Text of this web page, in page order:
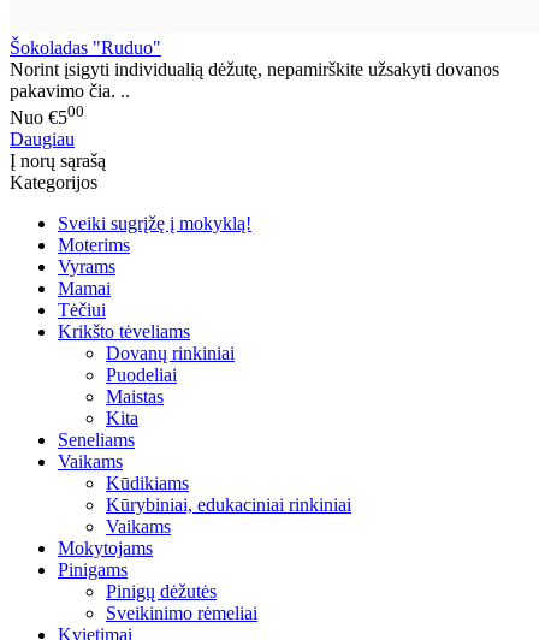
Šokoladas "Ruduo"
Norint įsigyti individualią dėžutę, nepamirškite užsakyti dovanos
pakavimo čia. ..
Nuo €500
Daugiau
Į norų sąrašą
Kategorijos
Sveiki sugrįžę į mokyklą!
Moterims
Vyrams
Mamai
Tėčiui
Krikšto tėveliams
Dovanų rinkiniai
Puodeliai
Maistas
Kita
Seneliams
Vaikams
Kūdikiams
Kūrybiniai, edukaciniai rinkiniai
Vaikams
Mokytojams
Pinigams
Pinigų dėžutės
Sveikinimo rėmeliai
Kvietimai